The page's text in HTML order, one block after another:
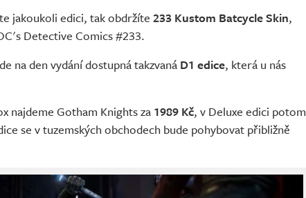
jakoukoli edici, tak obdržíte 233 Kustom Batcycle Skin,
Detective Comics #233.
na den vydání dostupná takzvaná D1 edice, která u nás
najdeme Gotham Knights za 1989 Kč, v Deluxe edici potom
se v tuzemských obchodech bude pohybovat přibližně